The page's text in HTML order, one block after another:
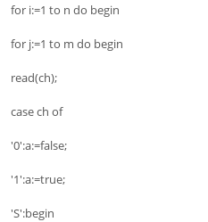
for i:=1 to n do begin
for j:=1 to m do begin
read(ch);
case ch of
'0':a:=false;
'1':a:=true;
'S':begin